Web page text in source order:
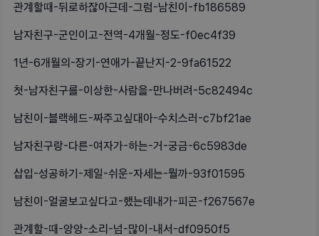
관계할때-뒤로하잖아근데-그럼-남친이-fb186589
남자친구-군인이고-전역-4개월-정도-f0ec4f39
1년-6개월의-장기-연애가-끝난지-2-9fa61522
첫-남자친구를-이상한-사람을-만나버려-5c82494c
남친이-블랙헤드-짜주고싶대아-수치스러-c7bf21ae
남자친구랑-다른-여자가-하는-거-궁금-6c5983de
삽입-성공하기-제일-쉬운-자세는-뭘까-93f01595
남친이-얼굴보고싶다고-했는데내가-피곤-f267567e
관계할-때-앙앙-소리-넘-많이-내서-df0950f5